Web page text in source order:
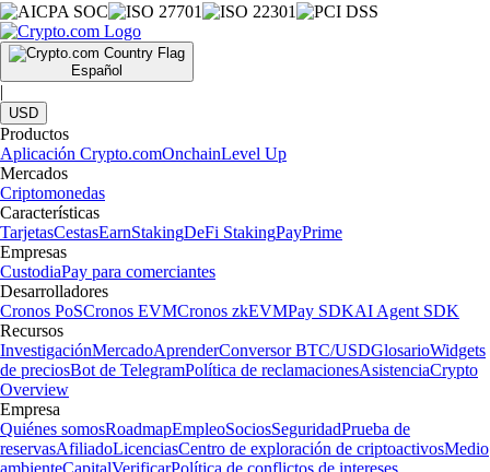
Español
|
USD
Productos
Aplicación Crypto.comOnchainLevel Up
Mercados
Criptomonedas
Características
TarjetasCestasEarnStakingDeFi StakingPayPrime
Empresas
CustodiaPay para comerciantes
Desarrolladores
Cronos PoSCronos EVMCronos zkEVMPay SDKAI Agent SDK
Recursos
InvestigaciónMercadoAprenderConversor BTC/USDGlosarioWidgets
de preciosBot de TelegramPolítica de reclamacionesAsistenciaCrypto
Overview
Empresa
Quiénes somosRoadmapEmpleoSociosSeguridadPrueba de
reservasAfiliadoLicenciasCentro de exploración de criptoactivosMedio
ambienteCapitalVerificarPolítica de conflictos de intereses